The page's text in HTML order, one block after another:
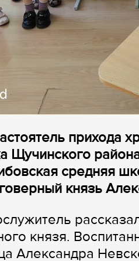
прихода
Щучинского
средняя
князь
князя.
Александра